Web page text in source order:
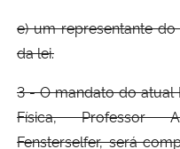
e) um representante
da lei.
3 - O mandato do atual
Física, Professor
Fensterselfer, será